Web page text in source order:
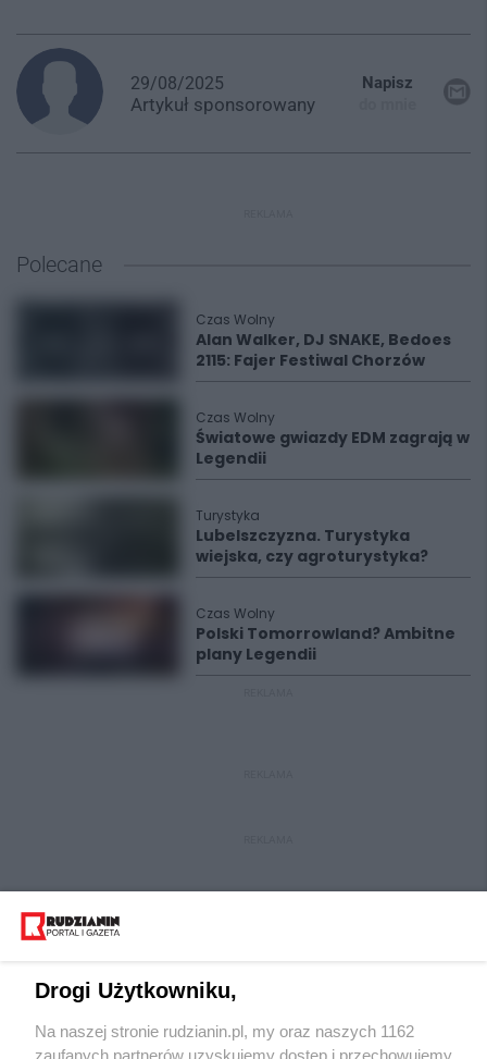
29/08/2025
Artykuł sponsorowany
Napisz
Polecane
Czas Wolny
Alan Walker, DJ SNAKE, Bedoes
2115: Fajer Festiwal Chorzów
Czas Wolny
Światowe gwiazdy EDM zagrają w
Legendii
Turystyka
Lubelszczyzna. Turystyka
wiejska, czy agroturystyka?
Czas Wolny
Polski Tomorrowland? Ambitne
plany Legendii
Wydawca mediów lokalnych
Drogi Użytkowniku,
Na naszej stronie rudzianin.pl, my oraz naszych 1162
zaufanych partnerów uzyskujemy dostęp i przechowujemy